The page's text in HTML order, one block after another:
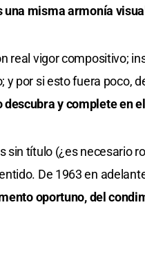
misma armonía visual
real vigor compositivo;
y por si esto fuera poco,
y complete en
sin título (¿es necesario
De 1963 en
oportuno, del